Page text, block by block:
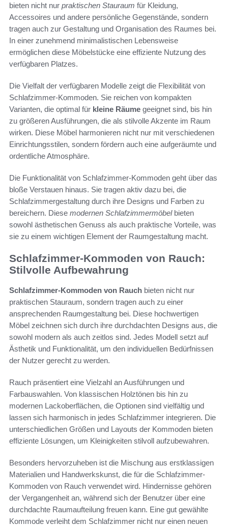
bieten nicht nur praktischen Stauraum für Kleidung,
Accessoires und andere persönliche Gegenstände, sondern
tragen auch zur Gestaltung und Organisation des Raumes bei.
In einer zunehmend minimalistischen Lebensweise
ermöglichen diese Möbelstücke eine effiziente Nutzung des
verfügbaren Platzes.
Die Vielfalt der verfügbaren Modelle zeigt die Flexibilität von
Schlafzimmer-Kommoden. Sie reichen von kompakten
Varianten, die optimal für kleine Räume geeignet sind, bis hin
zu größeren Ausführungen, die als stilvolle Akzente im Raum
wirken. Diese Möbel harmonieren nicht nur mit verschiedenen
Einrichtungsstilen, sondern fördern auch eine aufgeräumte und
ordentliche Atmosphäre.
Die Funktionalität von Schlafzimmer-Kommoden geht über das
bloße Verstauen hinaus. Sie tragen aktiv dazu bei, die
Schlafzimmergestaltung durch ihre Designs und Farben zu
bereichern. Diese modernen Schlafzimmermöbelbieten
sowohl ästhetischen Genuss als auch praktische Vorteile, was
sie zu einem wichtigen Element der Raumgestaltung macht.
Schlafzimmer-Kommoden von Rauch:
Stilvolle Aufbewahrung
Schlafzimmer-Kommoden von Rauch bieten nicht nur
praktischen Stauraum, sondern tragen auch zu einer
ansprechenden Raumgestaltung bei. Diese hochwertigen
Möbel zeichnen sich durch ihre durchdachten Designs aus, die
sowohl modern als auch zeitlos sind. Jedes Modell setzt auf
Ästhetik und Funktionalität, um den individuellen Bedürfnissen
der Nutzer gerecht zu werden.
Rauch präsentiert eine Vielzahl an Ausführungen und
Farbauswahlen. Von klassischen Holztönen bis hin zu
modernen Lackoberflächen, die Optionen sind vielfältig und
lassen sich harmonisch in jedes Schlafzimmer integrieren. Die
unterschiedlichen Größen und Layouts der Kommoden bieten
effiziente Lösungen, um Kleinigkeiten stilvoll aufzubewahren.
Besonders hervorzuheben ist die Mischung aus erstklassigen
Materialien und Handwerkskunst, die für die Schlafzimmer-
Kommoden von Rauch verwendet wird. Hindernisse gehören
der Vergangenheit an, während sich der Benutzer über eine
durchdachte Raumaufteilung freuen kann. Eine gut gewählte
Kommode verleiht dem Schlafzimmer nicht nur einen neuen